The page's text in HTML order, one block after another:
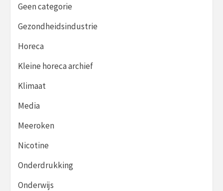
Geen categorie
Gezondheidsindustrie
Horeca
Kleine horeca archief
Klimaat
Media
Meeroken
Nicotine
Onderdrukking
Onderwijs